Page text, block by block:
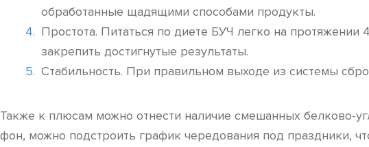
обработанные щадящими способами продукты.
Простота. Питаться по диете БУЧ легко на
закрепить достигнутые результаты.
Стабильность. При правильном выходе из системы
Также к плюсам можно отнести наличие смешанных белково-
фон, можно подстроить график чередования под праздники,